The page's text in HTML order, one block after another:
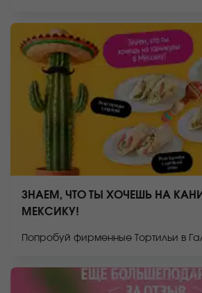
ЗНАЕМ, ЧТО ТЫ ХОЧЕШЬ НА
МЕКСИКУ!
Попробуй фирменные Тортильи в